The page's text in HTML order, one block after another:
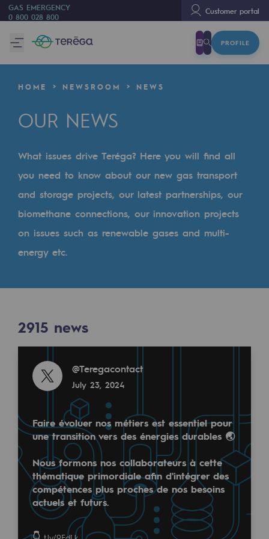
GAS EMERGENCY
0 800 028 800
Customer portal
PROFILE
We are
Teréga
Accelerator of energy transition
A local and European network
An adaptive and open organisation
An adaptive and open
Our culture and values
A certified organisation
Our organisation
Our organisation
Governance
Indicators
Institutional publications
Where to find us
Tomorrow's energies
HOME NEWSROOM NEWS
OUR NEWS
What issues drive Teréga? Here you will find all
you need to know about our new gas transport
and storage projects, our latest partnerships, our
biomethane connections, our innovation projects
on issues such as renewable gases and multi-
energy etc.
2915 news
@Teregacontact
July 23, 2024
Faire évoluer nos métiers est essentiel pour
une transition vers des énergies durables 🌏
Nous formons nos collaborateurs à cette
thématique primordiale afin d'intégrer des
compétences plus proches de nos besoins
actuels et futurs.